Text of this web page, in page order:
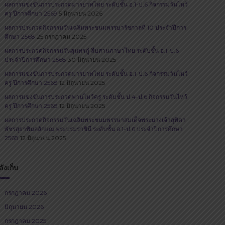
ผลการแข่งขันการประกวดมารยาทไทย ระดับชั้น อ.1-ป.6 กิจกรรมวันไหว้
ครู ปีการศึกษา 2569 5 มิถุนายน 2026
ผลการประกวดกิจกรรมวันเฉลิมพระชนมพรรษารัชกาลที่ 10 ประจำปีการ
ศึกษา 2568 25 กรกฎาคม 2025
ผลการประกวดกิจกรรมวันสุนทรภู่​ สืบสานภาษาไทย​ ระดับชั้น อ.1-ป.6
ประจำปีการศึกษา 2568 30 มิถุนายน 2025
ผลการแข่งขันการประกวดมารยาทไทย ระดับชั้น อ.1-ป.6 กิจกรรมวันไหว้
ครู ปีการศึกษา 2568 12 มิถุนายน 2025
ผลการแข่งขันการประกวดพานไหว้ครู ระดับชั้น ป.4-ป.6 กิจกรรมวันไหว้
ครู ปีการศึกษา 2568 12 มิถุนายน 2025
ผลการประกวดกิจกรรมวันเฉลิมพระชนมพรรษาสมเด็จพระนางเจ้าสุทิดา
พัชรสุธาพิมลลักษณ พระบรมราชินี ระดับชั้น อ.1-ป.6 ประจำปีการศึกษา
2568 12 มิถุนายน 2025
งเก็บ
กรกฎาคม 2026
มิถุนายน 2026
กรกฎาคม 2025